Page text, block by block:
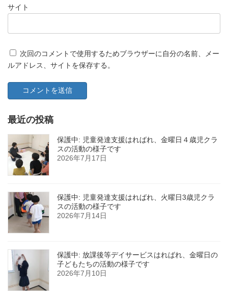
サイト
次回のコメントで使用するためブラウザーに自分の名前、メー
ルアドレス、サイトを保存する。
最近の投稿
保護中: 児童発達支援はればれ、金曜日４歳児クラ
スの活動の様子です
2026年7月17日
保護中: 児童発達支援はればれ、火曜日3歳児クラ
スの活動の様子です
2026年7月14日
保護中: 放課後等デイサービスはればれ、金曜日の
子どもたちの活動の様子です
2026年7月10日